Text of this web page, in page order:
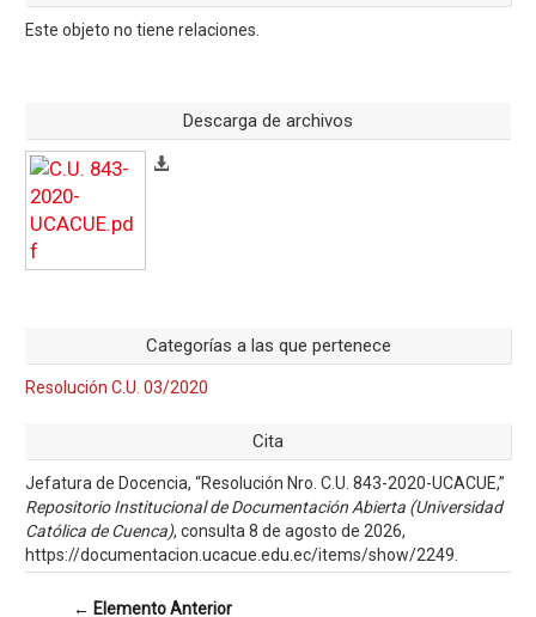
Este objeto no tiene relaciones.
Descarga de archivos
Categorías a las que pertenece
Resolución C.U. 03/2020
Cita
Jefatura de Docencia, “Resolución Nro. C.U. 843-2020-UCACUE,”
Repositorio Institucional de Documentación Abierta (Universidad
Católica de Cuenca), consulta 8 de agosto de 2026,
https://documentacion.ucacue.edu.ec/items/show/2249
← Elemento Anterior